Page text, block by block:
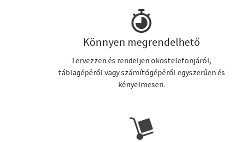
Könnyen megrendelhető
Tervezzen és rendeljen okostelefonjáról,
táblagépéről vagy számítógépéről egyszerűen és
kényelmesen.